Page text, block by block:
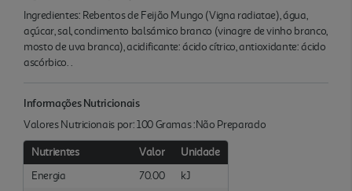
Ingredientes: Rebentos de Feijão Mungo (Vigna radiatae), água,
açúcar, sal, condimento balsámico branco (vinagre de vinho branco,
mosto de uva branca), acidificante: ácido cítrico, antioxidante: ácido
ascórbico. .
Informações Nutricionais
Valores Nutricionais por: 100 Gramas :Não Preparado
Nutrientes Valor
Unidade
Energia
70.00
kJ